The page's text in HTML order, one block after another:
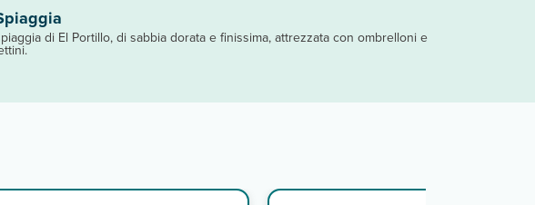
di El Portillo, di sabbia dorata e finissima, attrezzata con ombrelloni e